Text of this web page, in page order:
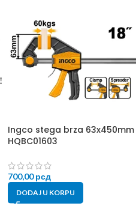
Ingco stega brza 63x450mm
HQBC01603
700,00рсд
DODAJ U KORPU